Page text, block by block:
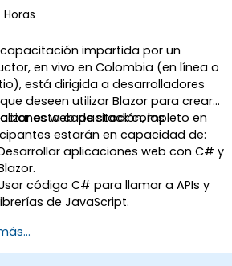
Horas
impartida por un
en vivo en Colombia (en línea o
está dirigida a desarrolladores
deseen utilizar Blazor para crear
web de stack completo en
esta capacitación, los
estarán en capacidad de:
aplicaciones web con C# y
código C# para llamar a APIs y
de JavaScript.
la lógica del cliente directamente en
navegador o servidor.